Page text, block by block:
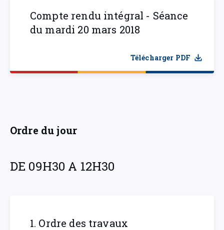
Compte rendu intégral - Séance
du mardi 20 mars 2018
Télécharger PDF
Ordre du jour
DE 09H30 A 12H30
1. Ordre des travaux